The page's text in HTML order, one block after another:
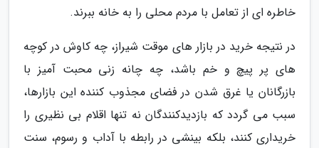
خاطره ای از تعامل با مردم محلی را به خانه ببرند.
در نتیجه خرید در بازار های موقت شیراز، چه کاوش در کوچه
های پر پیچ و خم باشد، چه چانه زنی محبت آمیز با
بازرگانان یا غرق شدن در فضای مجذوب کننده این بازارها،
سبب می گردد که بازدیدکنندگان نه تنها اقلام بی نظیری را
خریداری کنند، بلکه بینشی در رابطه با آداب و رسوم، سنت